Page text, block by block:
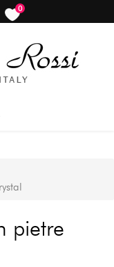
0
items
pietre